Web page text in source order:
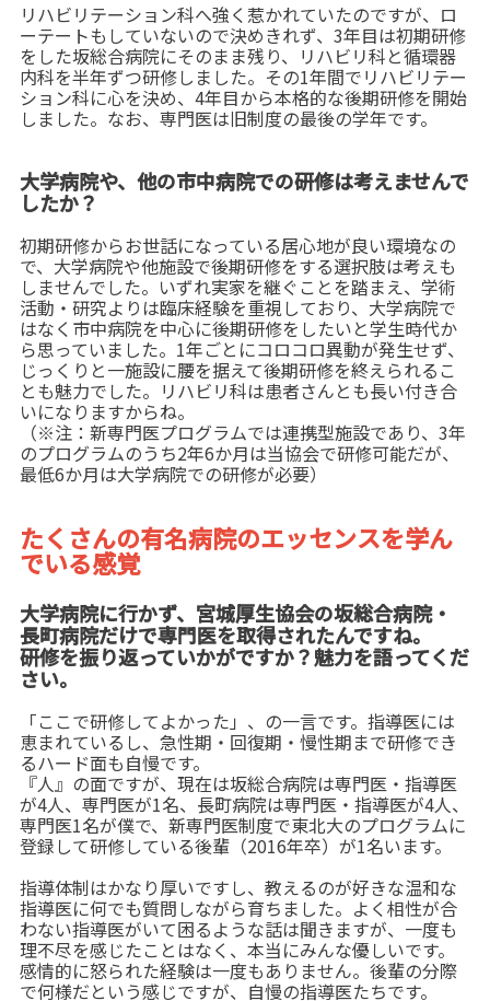
リハビリテーション科へ強く惹かれていたのですが、ロ
ーテートもしていないので決めきれず、3年目は初期研修
をした坂総合病院にそのまま残り、リハビリ科と循環器
内科を半年ずつ研修しました。その1年間でリハビリテー
ション科に心を決め、4年目から本格的な後期研修を開始
しました。なお、専門医は旧制度の最後の学年です。
大学病院や、他の市中病院での研修は考えませんで
したか？
初期研修からお世話になっている居心地が良い環境なの
で、大学病院や他施設で後期研修をする選択肢は考えも
しませんでした。いずれ実家を継ぐことを踏まえ、学術
活動・研究よりは臨床経験を重視しており、大学病院で
はなく市中病院を中心に後期研修をしたいと学生時代か
ら思っていました。1年ごとにコロコロ異動が発生せず、
じっくりと一施設に腰を据えて後期研修を終えられるこ
とも魅力でした。リハビリ科は患者さんとも長い付き合
いになりますからね。
（※注：新専門医プログラムでは連携型施設であり、3年
のプログラムのうち2年6か月は当協会で研修可能だが、
最低6か月は大学病院での研修が必要）
たくさんの有名病院のエッセンスを学ん
でいる感覚
大学病院に行かず、宮城厚生協会の坂総合病院・
長町病院だけで専門医を取得されたんですね。
研修を振り返っていかがですか？魅力を語ってくだ
さい。
「ここで研修してよかった」、の一言です。指導医には
恵まれているし、急性期・回復期・慢性期まで研修でき
るハード面も自慢です。
『人』の面ですが、現在は坂総合病院は専門医・指導医
が4人、専門医が1名、長町病院は専門医・指導医が4人、
専門医1名が僕で、新専門医制度で東北大のプログラムに
登録して研修している後輩（2016年卒）が1名います。
指導体制はかなり厚いですし、教えるのが好きな温和な
指導医に何でも質問しながら育ちました。よく相性が合
わない指導医がいて困るような話は聞きますが、一度も
理不尽を感じたことはなく、本当にみんな優しいです。
感情的に怒られた経験は一度もありません。後輩の分際
で何様だという感じですが、自慢の指導医たちです。